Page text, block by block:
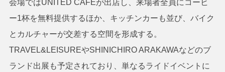
会場ではUNITED CAFEが出店し、来場者全員にコーヒ
ー1杯を無料提供するほか、キッチンカーも並び、バイク
とカルチャーが交差する空間を形成する。
TRAVEL&LEISUREやSHINICHIRO ARAKAWAなどのブ
ランド出展も予定されており、単なるライドイベントに